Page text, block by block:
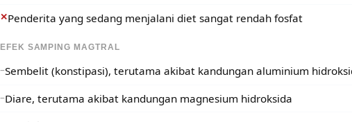
✕Penderita yang sedang menjalani diet sangat rendah fosfat
EFEK SAMPING MAGTRAL
Sembelit (konstipasi), terutama akibat kandungan aluminium
Diare, terutama akibat kandungan magnesium hidroksida